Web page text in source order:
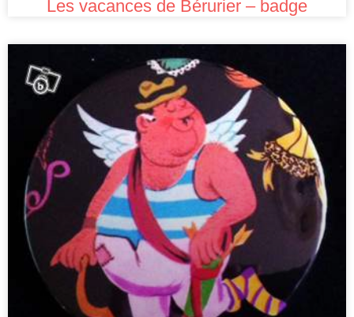
Les vacances de Bérurier – badge